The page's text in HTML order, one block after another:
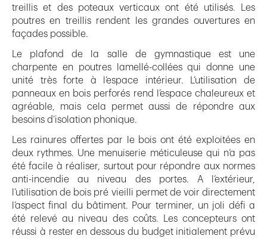
treillis et des poteaux verticaux ont été utilisés. Les
poutres en treillis rendent les grandes ouvertures en
façades possible.
Le plafond de la salle de gymnastique est une
charpente en poutres lamellé-collées qui donne une
unité très forte à l’espace intérieur. L’utilisation de
panneaux en bois perforés rend l’espace chaleureux et
agréable, mais cela permet aussi de répondre aux
besoins d’isolation phonique.
Les rainures offertes par le bois ont été exploitées en
deux rythmes. Une menuiserie méticuleuse qui n’a pas
été facile à réaliser, surtout pour répondre aux normes
anti-incendie au niveau des portes. A l’extérieur,
l’utilisation de bois pré vieilli permet de voir directement
l’aspect final du bâtiment. Pour terminer, un joli défi a
été relevé au niveau des coûts. Les concepteurs ont
réussi à rester en dessous du budget initialement prévu